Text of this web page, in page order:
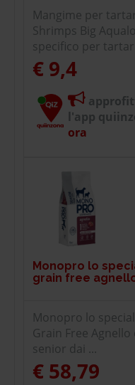
Mangime per
Shrimps Big
specifico per tartar
€ 9,4
l'app
ora
Monopro lo
grain free
Monopro lo
Grain Free
senior dai ...
€ 58,79